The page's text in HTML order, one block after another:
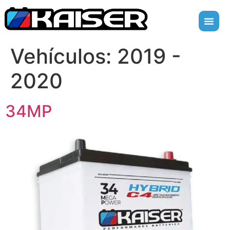
Vehículos: 2019 -
2020
34MP